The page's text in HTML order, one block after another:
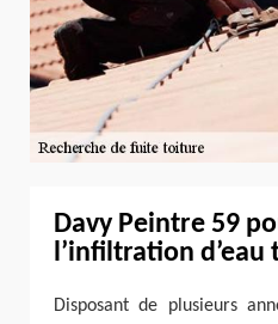
Davy Peintre 59
l’infiltration
Disposant de plusieurs